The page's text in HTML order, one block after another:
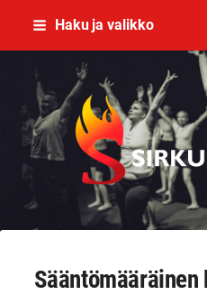
Siirry
Haku ja valikko